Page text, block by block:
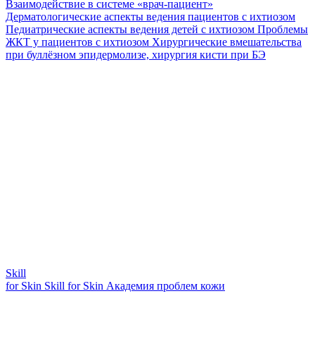
Взаимодействие в системе «врач-пациент»
Дерматологические аспекты ведения пациентов с ихтиозом
Педиатрические аспекты ведения детей с ихтиозом Проблемы
ЖКТ у пациентов с ихтиозом Хирургические вмешательства
при буллёзном эпидермолизе, хирургия кисти при БЭ
Skill
for Skin Skill for Skin Академия проблем кожи